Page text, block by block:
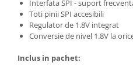
Interfata SPI - suport
Toti pinii SPI accesibili
Regulator de 1.8V integrat
Conversie de nivel 1.8V la
Inclus in pachet: